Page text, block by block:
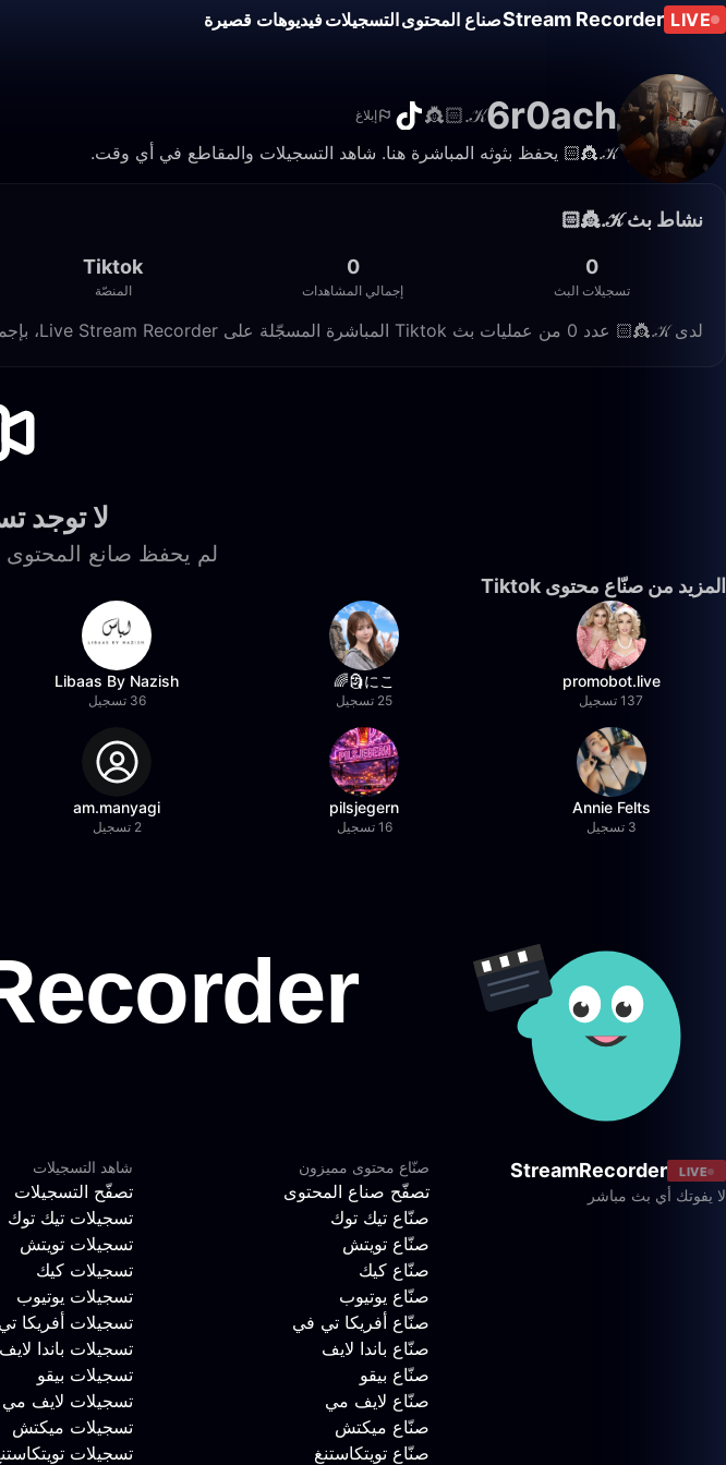
LIVE
Stream Recorderصناع المحتوىالتسجيلاتفيديوهات قصيرة
6r0ach
𝒦.👸🏻 إبلاغ
𝒦.👸🏻 يحفظ بثوثه المباشرة هنا. شاهد التسجيلات والمقاطع في أي وقت.
نشاط بث 𝒦.👸🏻
0
تسجيلات البث
0
إجمالي المشاهدات
Tiktok
المنصّة
لدى 𝒦.👸🏻 عدد 0 من عمليات بث Tiktok المباشرة المسجّلة على Live Stream Recorder، بإجمالي 0 مشاهدة.
لا توجد
لم يحفظ صانع المحتوى
المزيد من صنّاع محتوى Tiktok
promobot.live
137 تسجيل
にこ🗿🌈
25 تسجيل
Libaas By Nazish
36 تسجيل
Annie Felts
3 تسجيل
pilsjegern
16 تسجيل
am.manyagi
2 تسجيل
LIVE
StreamRecorder
لا يفوتك أي بث مباشر
صنّاع محتوى مميزون
تصفّح صناع المحتوى
صنّاع تيك توك
صنّاع تويتش
صنّاع كيك
صنّاع يوتيوب
صنّاع أفريكا تي في
صنّاع باندا لايف
صنّاع بيقو
صنّاع لايف مي
صنّاع ميكتش
صنّاع تويتكاستنغ
شاهد التسجيلات
تصفّح التسجيلات
تسجيلات تيك توك
تسجيلات تويتش
تسجيلات كيك
تسجيلات يوتيوب
تسجيلات أفريكا
تسجيلات باندا لايف
تسجيلات بيقو
تسجيلات لايف مي
تسجيلات ميكتش
تسجيلات